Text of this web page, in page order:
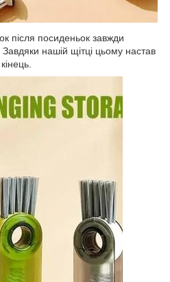
після посиденьок завжди
нашій щітці цьому настав
кінець.